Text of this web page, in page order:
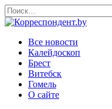
Перейти
к
содержанию
Search
for:
Все новости
Калейдоскоп
Брест
Витебск
Гомель
О сайте